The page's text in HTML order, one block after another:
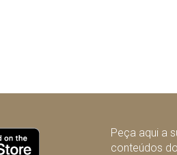
Peça aqui a
conteúdos